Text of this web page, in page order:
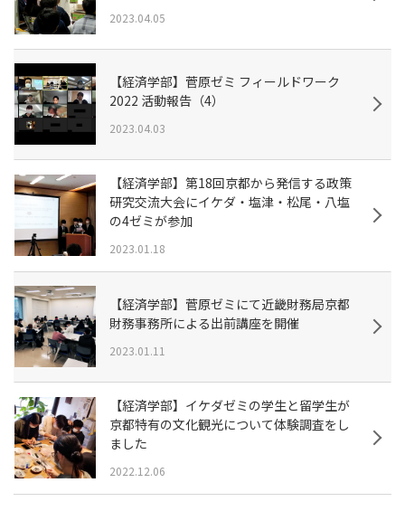
2023.04.05
【経済学部】菅原ゼミ フィールドワーク
2022 活動報告（4）
2023.04.03
【経済学部】第18回京都から発信する政策
研究交流大会にイケダ・塩津・松尾・八塩
の4ゼミが参加
2023.01.18
【経済学部】菅原ゼミにて近畿財務局京都
財務事務所による出前講座を開催
2023.01.11
【経済学部】イケダゼミの学生と留学生が
京都特有の文化観光について体験調査をし
ました
2022.12.06